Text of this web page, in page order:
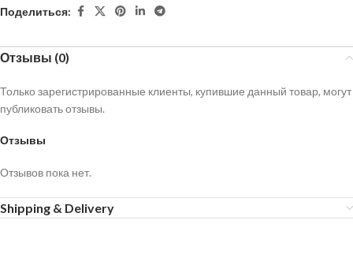
Поделиться:
Отзывы (0)
Отзывы
Отзывов пока нет.
Только зарегистрированные клиенты, купившие данный товар, могут
публиковать отзывы.
Shipping & Delivery